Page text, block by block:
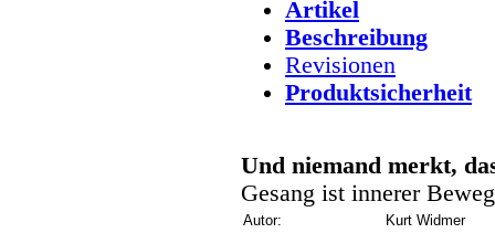
Artikel
Beschreibung
Revisionen
Produktsicherheit
Und niemand merkt,
Gesang ist innerer
Autor:
Kurt Widmer